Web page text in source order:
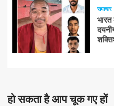
समाचार
भारत
हो सकता है आप चूक गए हों